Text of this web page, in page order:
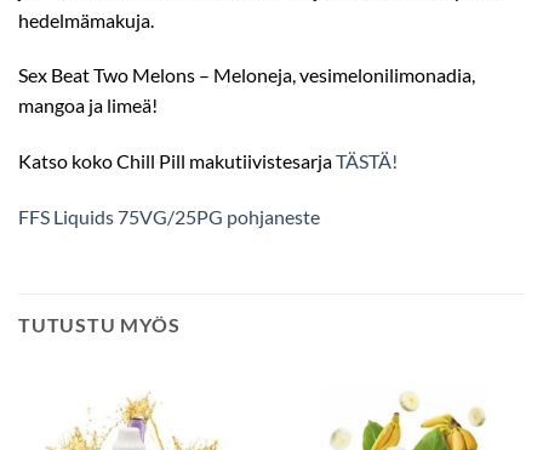
hedelmämakuja.
Sex Beat Two Melons – Meloneja, vesimelonilimonadia,
mangoa ja limeä!
Katso koko Chill Pill makutiivistesarjaTÄSTÄ!
FFS Liquids 75VG/25PG pohjaneste
TUTUSTU MYÖS